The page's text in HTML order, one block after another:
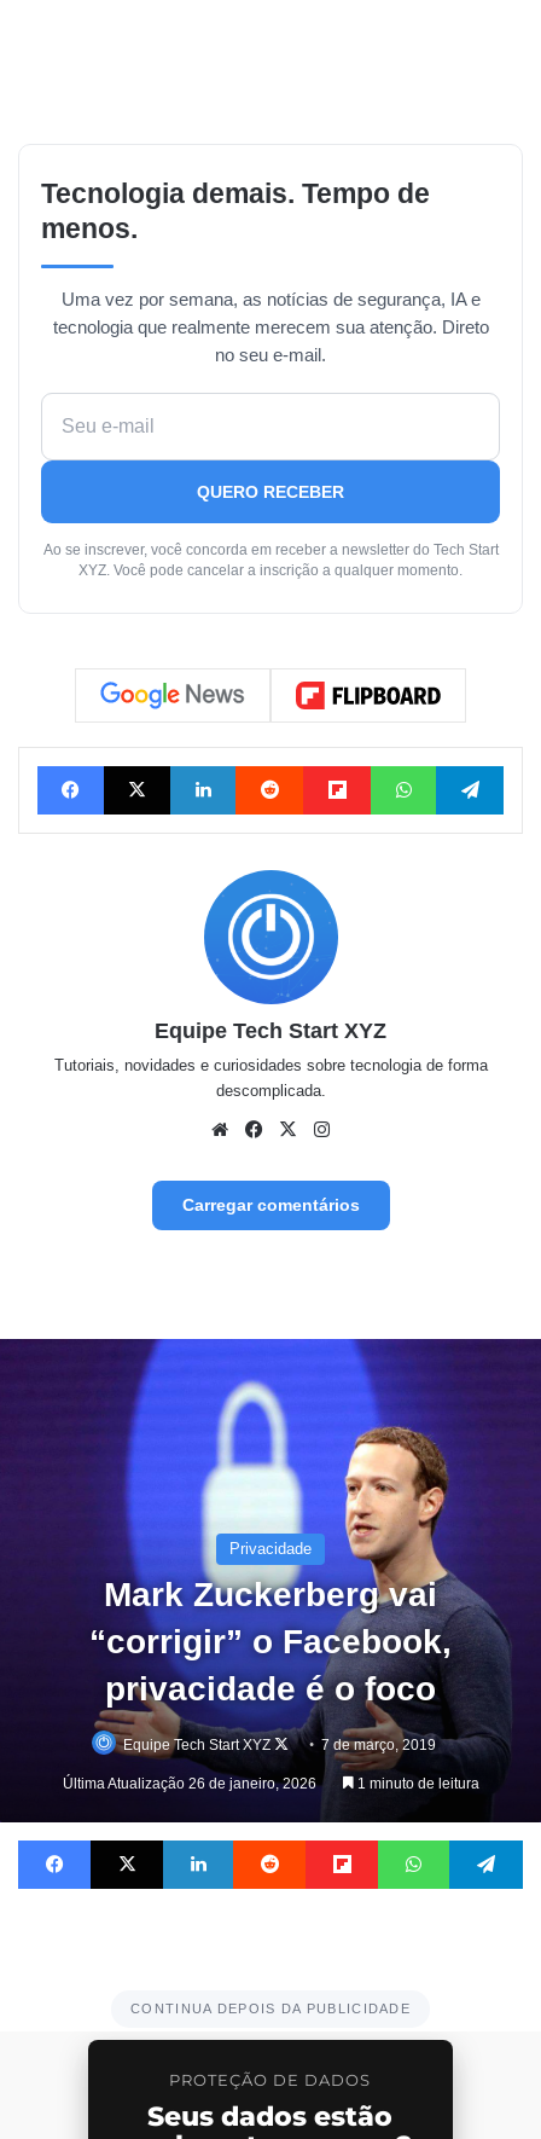
Tecnologia demais. Tempo de
menos.
Uma vez por semana, as notícias de segurança, IA e
tecnologia que realmente merecem sua atenção. Direto
no seu e-mail.
QUERO RECEBER
Ao se inscrever, você concorda em receber a newsletter do Tech Start
XYZ. Você pode cancelar a inscrição a qualquer momento.
FacebookX Linkedin Reddit FlipboardWhatsApp
Equipe Tech Start XYZ
Tutoriais, novidades e curiosidades sobre tecnologia de forma
descomplicada.
WebsiteFacebook
X
Carregar comentários